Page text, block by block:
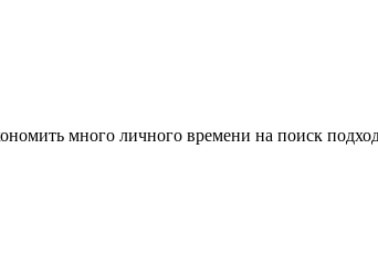
много личного времени на поиск